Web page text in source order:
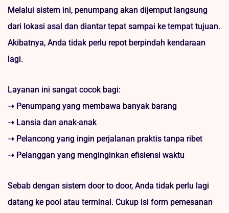
Melalui sistem ini, penumpang akan dijemput langsung
dari lokasi asal dan diantar tepat sampai ke tempat tujuan.
Akibatnya, Anda tidak perlu repot berpindah kendaraan
lagi.
Layanan ini sangat cocok bagi:
➝ Penumpang yang membawa banyak barang
➝ Lansia dan anak-anak
➝ Pelancong yang ingin perjalanan praktis tanpa ribet
➝ Pelanggan yang menginginkan efisiensi waktu
Sebab dengan sistem door to door, Anda tidak perlu lagi
datang ke pool atau terminal. Cukup isi form pemesanan